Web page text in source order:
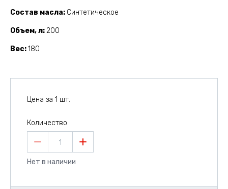
Состав масла Синтетическое
Объем, л 200
Вес 180
Цена за 1 шт.
Количество
1
Нет в наличии